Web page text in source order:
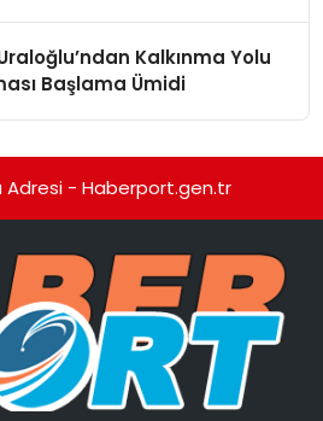
Kalkınma Yolu
Başlama Ümidi
Adresi - Haberport.gen.tr